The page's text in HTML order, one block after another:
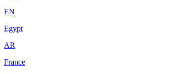
EN
Egypt
AR
France